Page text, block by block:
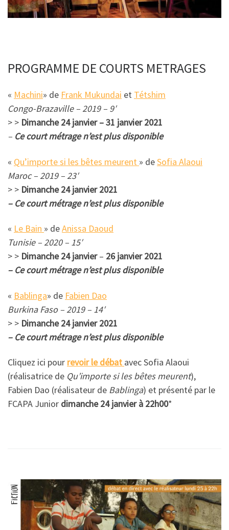
PROGRAMME DE COURTS METRAGES
« Machini» de Frank Mukundai et Tétshim
Congo-Brazaville – 2019 – 9′
> > Dimanche 24 janvier – 31 janvier 2021
– Ce court métrage n’est plus disponible
« Qu’importe si les bêtes meurent » deSofia Alaoui
Maroc – 2019 – 23′
> > Dimanche 24 janvier 2021
– Ce court métrage n’est plus disponible
« Le Bain » deAnissa Daoud
Tunisie – 2020 – 15′
> > Dimanche 24 janvier– 26 janvier 2021
– Ce court métrage n’est plus disponible
« Bablinga» de Fabien Dao
Burkina Faso – 2019 – 14′
> > Dimanche 24 janvier 2021
– Ce court métrage n’est plus disponible
Cliquez ici pour revoir le débat avec Sofia Alaoui
(réalisatrice de Qu’importe si les bêtes meurent),
Fabien Dao (réalisateur de Bablinga) et présenté par le
FCAPA Junior dimanche 24 janvier à 22h00*